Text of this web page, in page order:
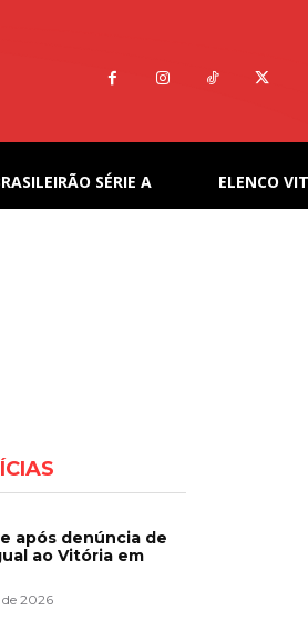
SÉRIE A ELENCO
após denúncia de
ao Vitória em
de 2026